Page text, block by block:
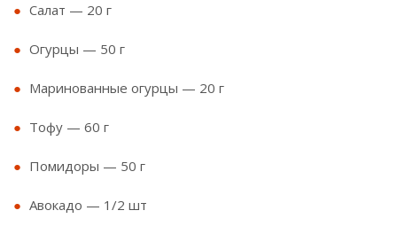
Салат — 20 г
Огурцы — 50 г
Маринованные огурцы — 20 г
Тофу — 60 г
Помидоры — 50 г
Авокадо — 1/2 шт